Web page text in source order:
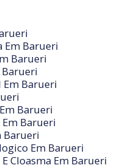
Em Barueri
Barueri
Em Barueri
Barueri
Barueri
Barueri
Em Barueri
Cloasma Em Barueri